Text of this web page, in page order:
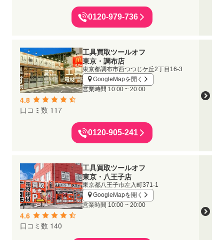
0120-979-736
工具買取ツールオフ
東京・調布店
東京都調布市西つつじケ丘2丁目16-3
GoogleMapを開く
営業時間 10:00 ~ 20:00
4.8
口コミ数 117
0120-905-241
工具買取ツールオフ
東京・八王子店
東京都八王子市左入町371-1
GoogleMapを開く
営業時間 10:00 ~ 20:00
4.6
口コミ数 140